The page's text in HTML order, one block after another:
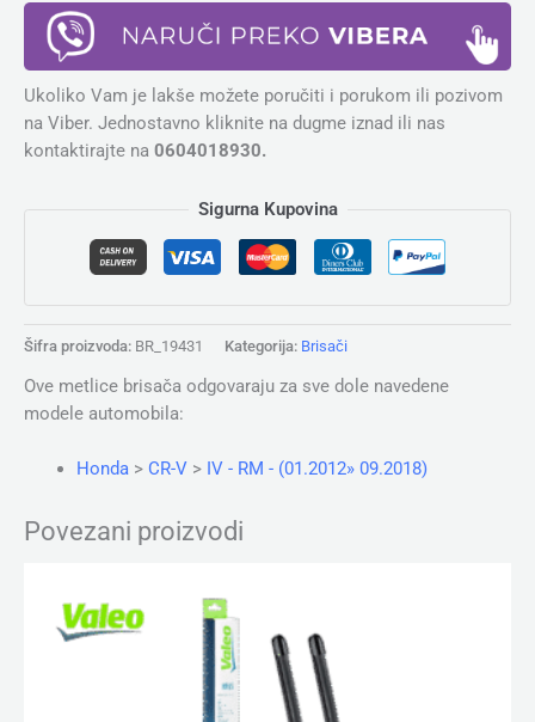
Ukoliko Vam je lakše možete poručiti i porukom ili pozivom
na Viber. Jednostavno kliknite na dugme iznad ili nas
kontaktirajte na 0604018930.
Sigurna Kupovina
Šifra proizvoda: BR_19431 Kategorija: Brisači
Ove metlice brisača odgovaraju za sve dole navedene
modele automobila:
Honda> CR-V> IV - RM - (01.2012» 09.2018)
Povezani proizvodi